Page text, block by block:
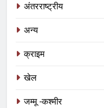
अंतरराष्ट्रीय
अन्य
क्राइम
खेल
जम्मू -कश्मीर